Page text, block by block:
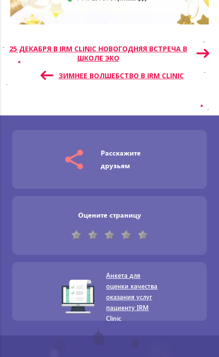
Навигация
записям
25 ДЕКАБРЯ В IRM CLINIC НОВОГОДНЯЯ ВСТРЕЧА В
ШКОЛЕ ЭКО
ЗИМНЕЕ ВОЛШЕБСТВО В IRM CLINIC
Расскажите
друзьям
Оцените страницу
Анкета для
оценки качества
оказания услуг
пациенту IRM
Clinic